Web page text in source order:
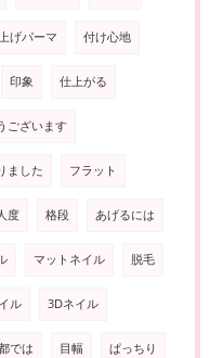
げパーマ 付け心地
印象 仕上がる
ございます
ました フラット
度 格段 あげるには
マットネイル 脱毛
ル 3Dネイル
では 目幅 ぱっちり